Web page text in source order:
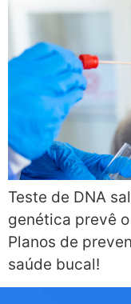
Teste de DNA
genética prevê
Planos de
saúde bucal!